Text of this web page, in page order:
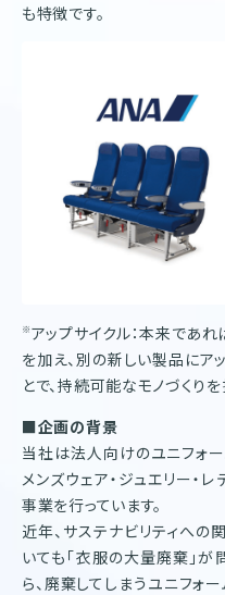
も特徴です。
※アップサイクル：本来であ
を加え、別の新しい製品にア
とで、持続可能なモノづくり
■企画の背景
当社は法人向けのユニフォー
メンズウェア・ジュエリー・
事業を行っています。
近年、サステナビリティへの
いても「衣服の大量廃棄」
ら、廃棄してしまうユニフォ